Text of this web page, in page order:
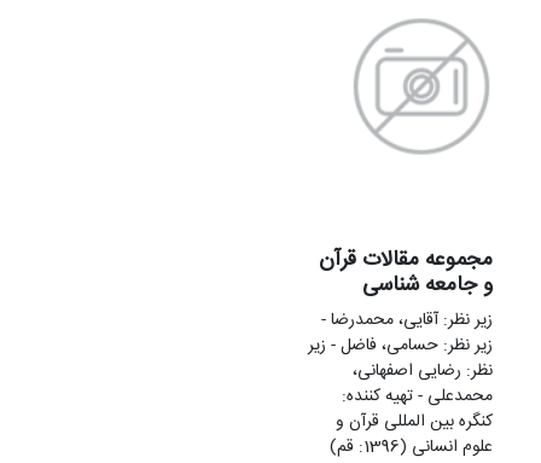
مجموعه مقالات قرآن
و جامعه شناسی
زير نظر: آقایی، محمدرضا -
زير نظر: حسامی، فاضل - زير
نظر: رضایی اصفهانی،
محمدعلی - تهيه کننده:
کنگره بین المللی قرآن و
علوم انسانی (1396: قم)